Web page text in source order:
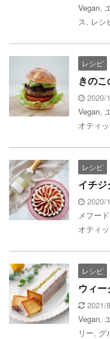
Vegan,
ス, レシ
レシピ
きのこ
2020/
Vegan,
オティ
レシピ
イチジ
2020/
メフー
オティ
レシピ
ウィ
2021/
Vegan,
リー, グ